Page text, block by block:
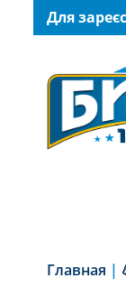
Для
Главная |